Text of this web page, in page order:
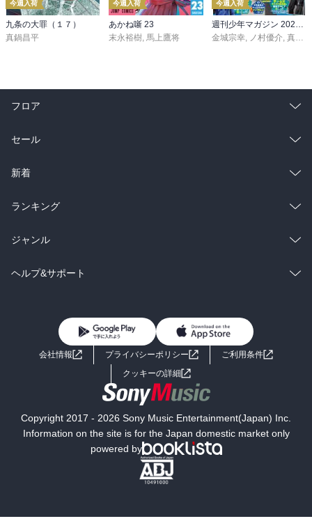
今週入荷
九条の大罪（１７）
真鍋昌平
今週入荷
あかね噺 23
末永裕樹 馬上鷹将
今週入荷
金城宗幸
ノ村優介 真島ヒロ
フロア
総合
ラノベ
雑誌・グラビア
BL・TL
セール
総合
ラノベ
雑誌・グラビア
BL・TL
新着
総合
ラノベ
雑誌・グラビア
ランキング
総合
ラノベ
ジャンル
コミック
ライトノベル 男子向けラノベ
小説
海外小説
ミステリー SF
文学
ヘルプ&サポート
よくあるご質問 お問い合わせ
会社情報 プライバシーポリシー
ご利用条件
クッキーの詳細
Copyright 2017 - 2026 Sony Music Entertainment(Japan) Inc.
Information on the site is for the Japan domestic market only
powered by